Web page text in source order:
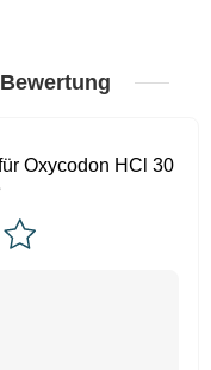
Oxycodon HCl 30